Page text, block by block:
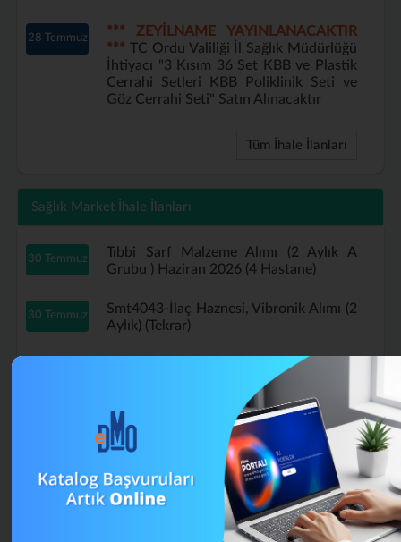
28 Temmuz
*** ZEYİLNAME YAYINLANACAKTIR
***TC Ordu Valiliği İl Sağlık Müdürlüğü
İhtiyacı "3 Kısım 36 Set KBB ve Plastik
Cerrahi Setleri KBB Poliklinik Seti ve
Göz Cerrahi Seti" Satın Alınacaktır
Tüm İhale İlanları
Sağlık Market İhale İlanları
30 Temmuz
Tıbbi Sarf Malzeme Alımı (2 Aylık A
Grubu ) Haziran 2026 (4 Hastane)
30 Temmuz
Smt4043-İlaç Haznesi, Vibronik Alımı (2
Aylık) (Tekrar)
Tıbbi Sarf Malzeme Alımı (2 Aylık A
Grubu ) Haziran 2026 (Tekrar)
B Grubu Tıbbi Sarf Malzeme Alımı
Mayıs (4 Aylık) (Tekrar)
13 Temmuz
A Grubu Tıbbi Sarf Malzeme Alımı (4
Aylık) Nisan 2026 (Tekrar)
Muayene Eldiveni Alımı Haziran 2026 (2